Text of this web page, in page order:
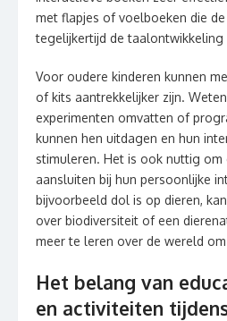
met flapjes of voelboeken die
tegelijkertijd de taalontwikkeling
Voor oudere kinderen kunnen
of kits aantrekkelijker zijn.
experimenten omvatten of
kunnen hen uitdagen en hun
stimuleren. Het is ook nuttig om
aansluiten bij hun persoonlijke
bijvoorbeeld dol is op dieren,
over biodiversiteit of een
meer te leren over de wereld
Het belang van
en activiteiten